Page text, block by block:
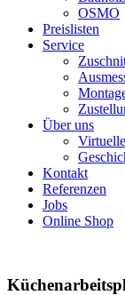
OSMO
Preislisten
Service
Über uns
Kontakt
Referenzen
Jobs
Online Shop